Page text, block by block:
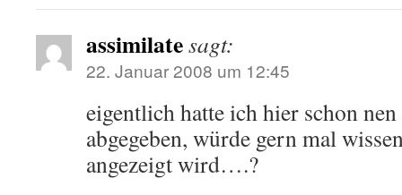
assimilatesagt:
22. Januar 2008 um 12:45
eigentlich hatte ich hier schon
abgegeben, würde gern mal
angezeigt wird….?